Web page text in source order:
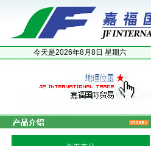
今天是2026年8月 8日 星期六